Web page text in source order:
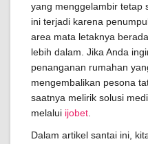
yang menggelambir tetap
ini terjadi karena
area mata letaknya
lebih dalam. Jika Anda
penanganan rumahan
mengembalikan pesona
saatnya melirik solusi
melalui ijobet
Dalam artikel santai ini,